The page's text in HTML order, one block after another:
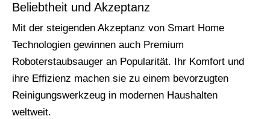
Beliebtheit und Akzeptanz
Mit der steigenden Akzeptanz von Smart Home
Technologien gewinnen auch Premium
Roboterstaubsauger an Popularität. Ihr Komfort und
ihre Effizienz machen sie zu einem bevorzugten
Reinigungswerkzeug in modernen Haushalten
weltweit.